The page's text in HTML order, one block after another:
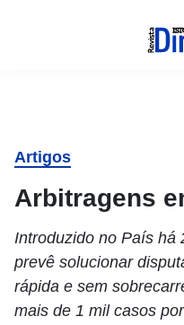
Artigos
Arbitragens
Introduzido no País há
prevê solucionar
rápida e sem
mais de 1 mil casos